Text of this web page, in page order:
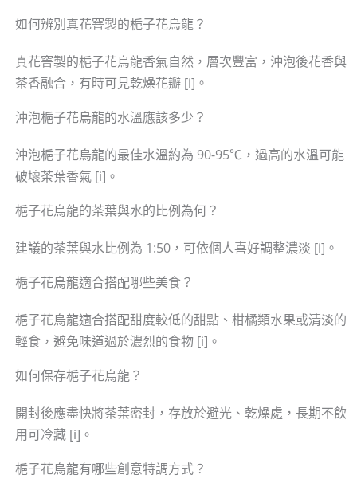
如何辨別真花窨製的梔子花烏龍？
真花窨製的梔子花烏龍香氣自然，層次豐富，沖泡後花香與
茶香融合，有時可見乾燥花瓣 [i]。
沖泡梔子花烏龍的水溫應該多少？
沖泡梔子花烏龍的最佳水溫約為 90-95℃，過高的水溫可能
破壞茶葉香氣 [i]。
梔子花烏龍的茶葉與水的比例為何？
建議的茶葉與水比例為 1:50，可依個人喜好調整濃淡 [i]。
梔子花烏龍適合搭配哪些美食？
梔子花烏龍適合搭配甜度較低的甜點、柑橘類水果或清淡的
輕食，避免味道過於濃烈的食物 [i]。
如何保存梔子花烏龍？
開封後應盡快將茶葉密封，存放於避光、乾燥處，長期不飲
用可冷藏 [i]。
梔子花烏龍有哪些創意特調方式？